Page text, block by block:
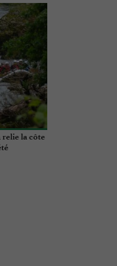
relie la côte